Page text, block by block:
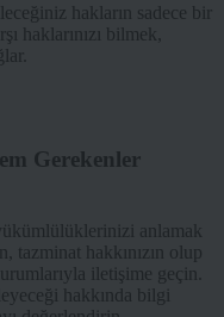
hakların sadece bir
haklarınızı bilmek,
Gerekenler
anlamak
tazminat hakkınızın olup
iletişime geçin.
hakkında bilgi